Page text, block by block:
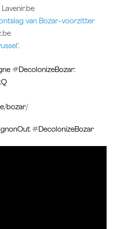
Lavenir.be
van Bozar-voorzitter
‘.
#DecolonizeBozar:
bozar/
#DecolonizeBozar